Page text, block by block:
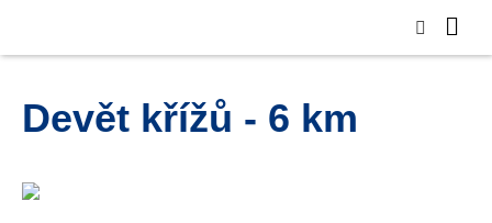
Devět křížů - 6 km